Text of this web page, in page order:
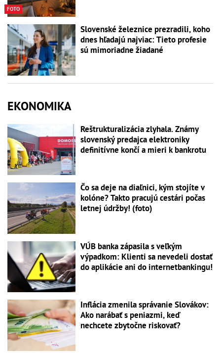
FOTO
Slovenské železnice prezradili, koho
dnes hľadajú najviac: Tieto profesie
sú mimoriadne žiadané
EKONOMIKA
Reštrukturalizácia zlyhala. Známy
slovenský predajca elektroniky
definitívne končí a mieri k bankrotu
Čo sa deje na diaľnici, kým stojíte v
kolóne? Takto pracujú cestári počas
letnej údržby! (foto)
VÚB banka zápasila s veľkým
výpadkom: Klienti sa nevedeli dostať
do aplikácie ani do internetbankingu!
Inflácia zmenila správanie Slovákov:
Ako narábať s peniazmi, keď
nechcete zbytočne riskovať?